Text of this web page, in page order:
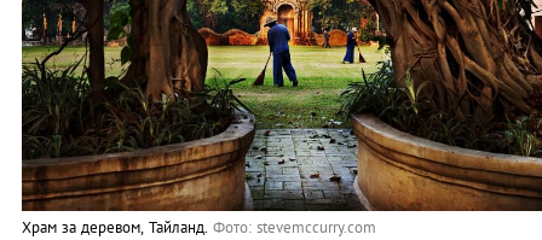
Храм за деревом, Тайланд. Фото: stevemccurry.com